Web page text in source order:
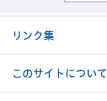
リンク集
このサイトについて